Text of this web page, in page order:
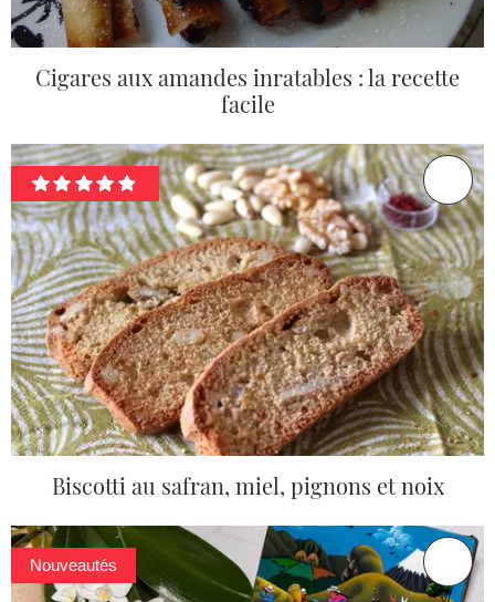
Cigares aux amandes inratables : la recette
facile
Biscotti au safran, miel, pignons et noix
Nouveautés